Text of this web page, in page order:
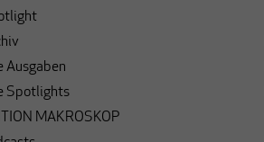
Ausgaben
Spotlights
MAKROSKOP